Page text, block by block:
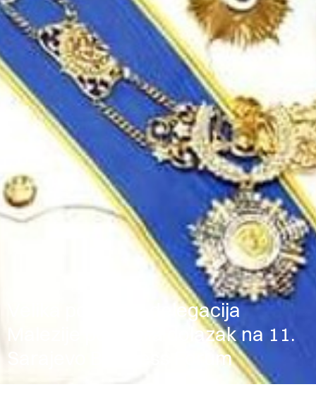
Velika poslovna delegacija
Malezije potvrdila dolazak na 11.
Sarajevo Business Forum